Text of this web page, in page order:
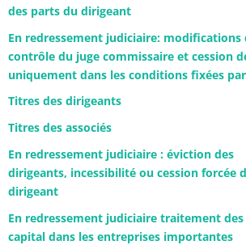
des parts du dirigeant
En redressement judiciaire: modifications
contrôle du juge commissaire et cession
uniquement dans les conditions fixées
Titres des dirigeants
Titres des associés
En redressement judiciaire : éviction des
dirigeants, incessibilité ou cession forcée
dirigeant
En redressement judiciaire traitement
capital dans les entreprises importantes